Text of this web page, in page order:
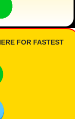
FOR FASTEST